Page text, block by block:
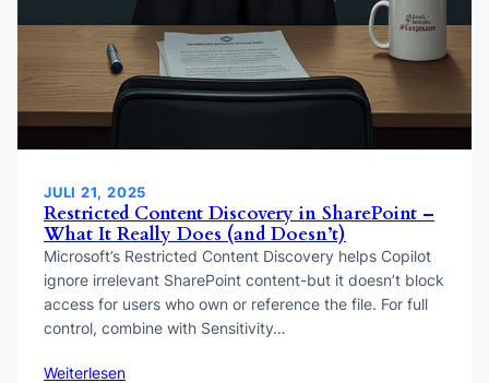
JULI 21, 2025
Restricted Content Discovery in SharePoint –
What It Really Does (and Doesn’t)
Microsoft’s Restricted Content Discovery helps Copilot
ignore irrelevant SharePoint content-but it doesn’t block
access for users who own or reference the file. For full
control, combine with Sensitivity…
Weiterlesen